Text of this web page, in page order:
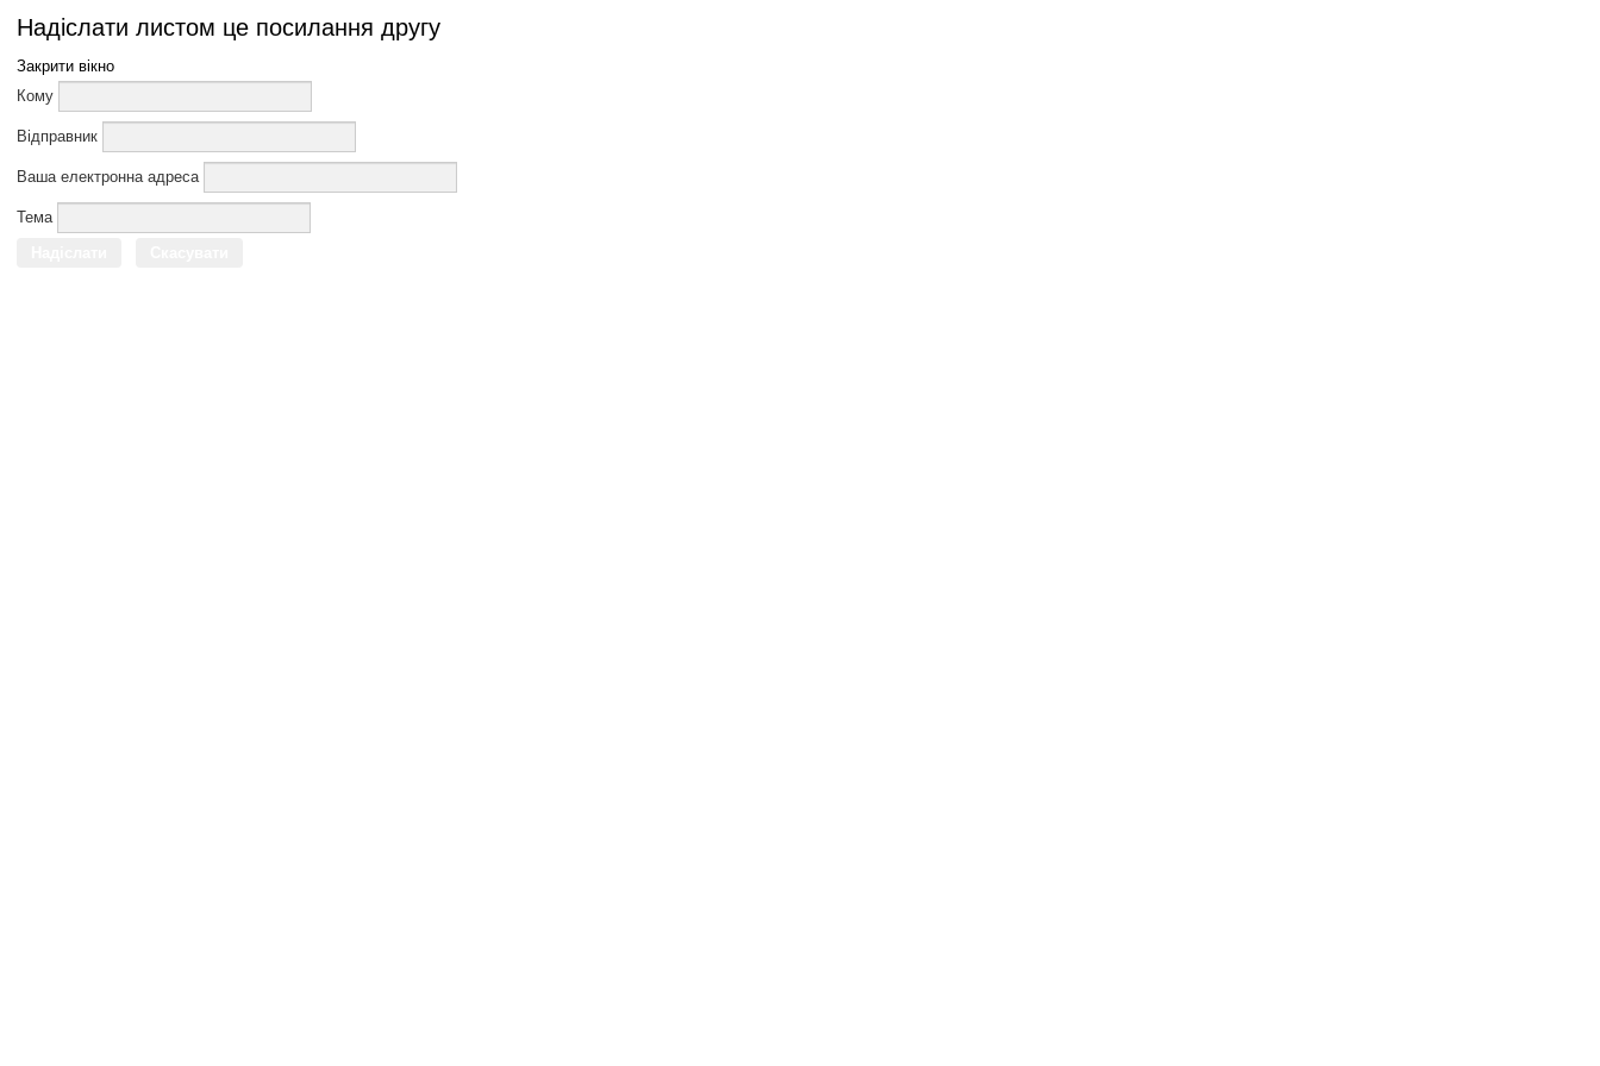
Надіслати листом це посилання другу
Закрити вікно
Кому
Відправник
Ваша електронна адреса
Тема